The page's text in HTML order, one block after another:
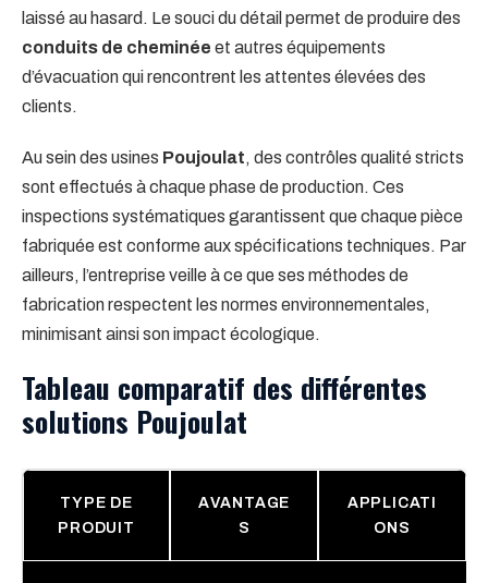
laissé au hasard. Le souci du détail permet de produire des
conduits de cheminée et autres équipements
d’évacuation qui rencontrent les attentes élevées des
clients.
Au sein des usines Poujoulat, des contrôles qualité stricts
sont effectués à chaque phase de production. Ces
inspections systématiques garantissent que chaque pièce
fabriquée est conforme aux spécifications techniques. Par
ailleurs, l’entreprise veille à ce que ses méthodes de
fabrication respectent les normes environnementales,
minimisant ainsi son impact écologique.
Tableau comparatif des différentes
solutions Poujoulat
TYPE DE
PRODUIT
AVANTAGE
S
APPLICATI
ONS